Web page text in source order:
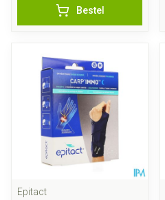
Bestel
Epitact